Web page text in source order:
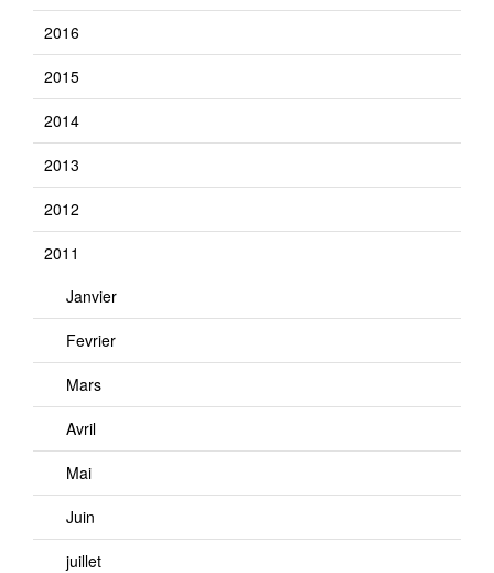
2016
2015
2014
2013
2012
2011
Janvier
Fevrier
Mars
Avril
Mai
Juin
juillet